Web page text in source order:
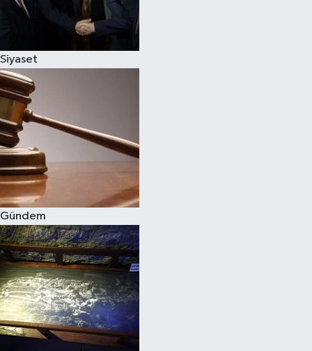
Siyaset
Gündem
Eğitim
Hava Durumu
Kadın
Kim kimdir?
Kültür Sanat
Sağlık
Siyaset